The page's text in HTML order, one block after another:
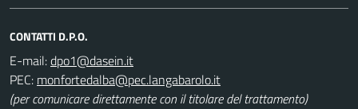
CONTATTI D.P.O.
E-mail:
PEC:
(per comunicare direttamente con il titolare del trattamento)